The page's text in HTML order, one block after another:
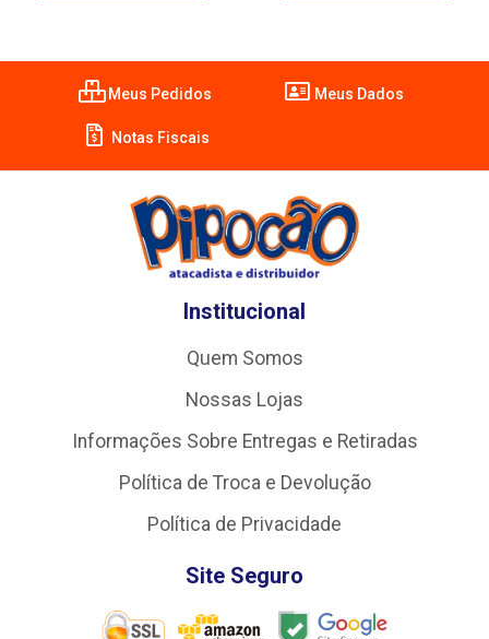
Meus Pedidos Meus Dados
Notas Fiscais
Institucional
Quem Somos
Nossas Lojas
Informações Sobre Entregas e Retiradas
Política de Troca e Devolução
Política de Privacidade
Site Seguro